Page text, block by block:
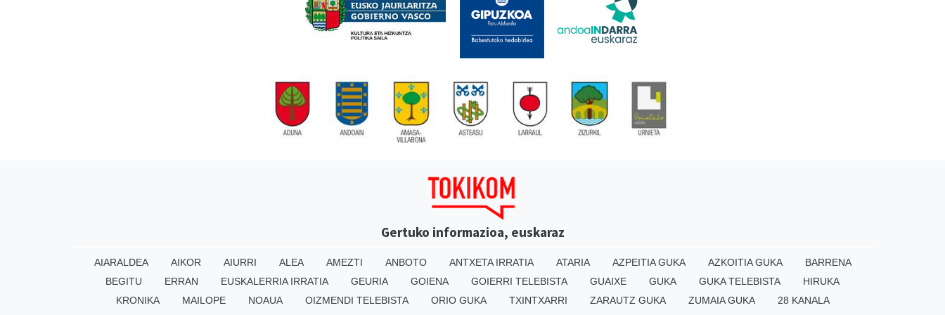
Gertuko informazioa, euskaraz
AIARALDEA AIKOR AIURRI ALEA AMEZTI ANBOTO ANTXETA IRRATIA ATARIA AZPEITIA GUKA AZKOITIA GUKA
BARRENA
BEGITU
ERRAN EUSKALERRIA IRRATIA GEURIA GOIENA GOIERRI TELEBISTA GUAIXE GUKA GUKA TELEBISTA
HIRUKA
KRONIKA
MAILOPE NOAUA OIZMENDI TELEBISTA ORIO GUKA TXINTXARRI ZARAUTZ GUKA ZUMAIA GUKA 28 KANALA